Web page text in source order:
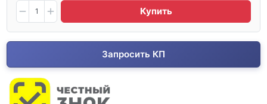
Купить
Запросить КП